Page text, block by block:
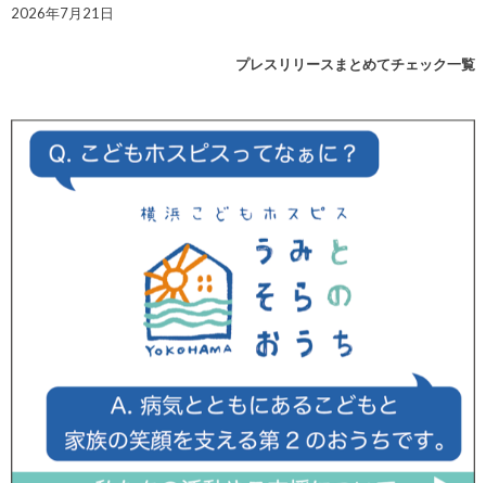
2026年7月21日
プレスリリースまとめてチェック一覧